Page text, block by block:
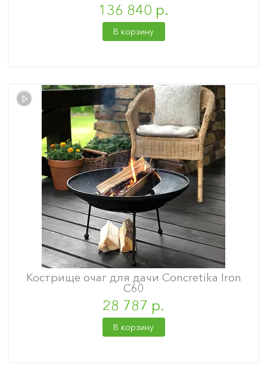
136 840 р.
В корзину
Кострище очаг для дачи Concretika Iron
С60
28 787 р.
В корзину